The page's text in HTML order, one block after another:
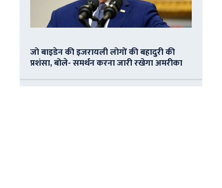
जो बाइडेन की इजरायली लोगों की बहादुरी की
प्रशंसा, बोले- समर्थन करना जारी रखेगा अमरीका